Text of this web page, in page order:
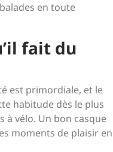
en toute
fait du
est primordiale, et le
habitude dès le plus
à vélo. Un bon casque
moments de plaisir en